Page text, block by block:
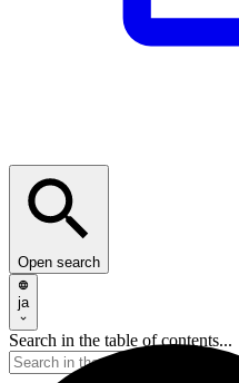
Open search
ja
Search in the table of contents...